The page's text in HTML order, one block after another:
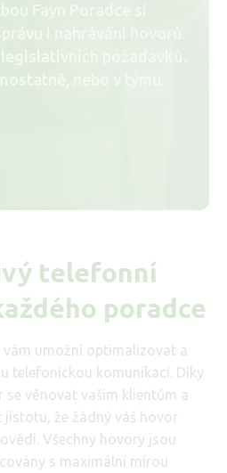
Fayn Poradce si
i nahrávání hovorů
požadavků.
nebo v týmu.
telefonní
poradce
vám umožní optimalizovat a
telefonickou komunikaci. Díky
věnovat vašim klientům a
jistotu, že žádný váš hovor
Všechny hovory jsou
s maximální mírou